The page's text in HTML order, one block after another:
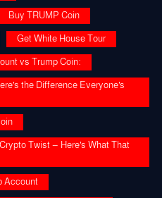
Buy TRUMP Coin
Get White House Tour
vs Trump Coin:
the Difference Everyone's
Twist — Here's What That
Account